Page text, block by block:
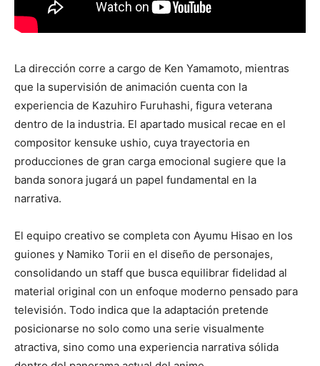
La dirección corre a cargo de Ken Yamamoto, mientras
que la supervisión de animación cuenta con la
experiencia de Kazuhiro Furuhashi, figura veterana
dentro de la industria. El apartado musical recae en el
compositor kensuke ushio, cuya trayectoria en
producciones de gran carga emocional sugiere que la
banda sonora jugará un papel fundamental en la
narrativa.
El equipo creativo se completa con Ayumu Hisao en los
guiones y Namiko Torii en el diseño de personajes,
consolidando un staff que busca equilibrar fidelidad al
material original con un enfoque moderno pensado para
televisión. Todo indica que la adaptación pretende
posicionarse no solo como una serie visualmente
atractiva, sino como una experiencia narrativa sólida